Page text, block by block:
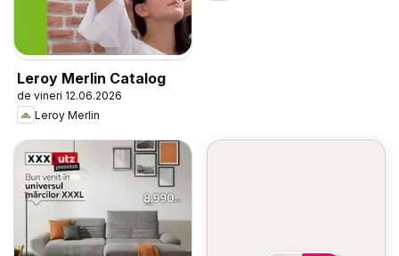
Leroy Merlin Catalog
de vineri 12.06.2026
Leroy Merlin